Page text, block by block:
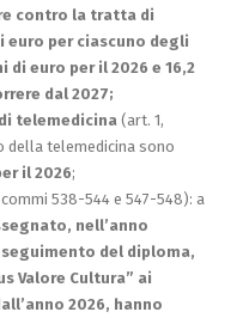
contro la tratta di
euro per ciascuno degli
di euro per il 2026 e 16,2
dal 2027;
telemedicina (art. 1,
della telemedicina sono
il 2026;
538-544 e 547-548): a
nell’anno
del diploma,
Valore Cultura” ai
2026, hanno